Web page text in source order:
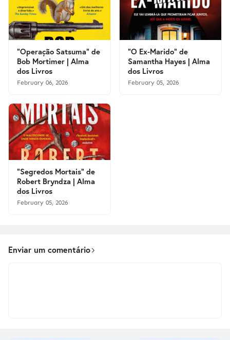
"Operação Satsuma" de
Bob Mortimer | Alma
dos Livros
February 06, 2026
"O Ex-Marido" de
Samantha Hayes | Alma
dos Livros
February 05, 2026
"Segredos Mortais" de
Robert Bryndza | Alma
dos Livros
February 05, 2026
Enviar um comentário